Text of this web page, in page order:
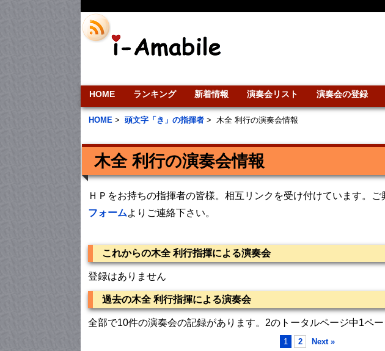
HOME ランキング 新着情報 演奏会リスト 演奏会の登録
HOME > 頭文字「き」の指揮者 > 木全 利行の演奏会情報
木全 利行の演奏会情報
ＨＰをお持ちの指揮者の皆様。相互リンクを受け付けています。ご
フォームよりご連絡下さい。
これからの木全 利行指揮による演奏会
登録はありません
過去の木全 利行指揮による演奏会
全部で10件の演奏会の記録があります。2のトータルページ中1ペー
1 2 Next »